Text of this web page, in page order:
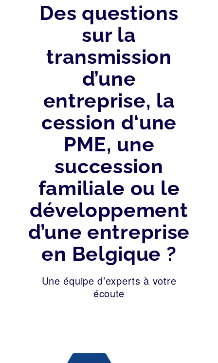
Des questions
sur la
transmission
d’une
entreprise, la
cession d‘une
PME, une
succession
familiale ou le
développement
d’une entreprise
en Belgique ?
Une équipe d’experts à votre
écoute